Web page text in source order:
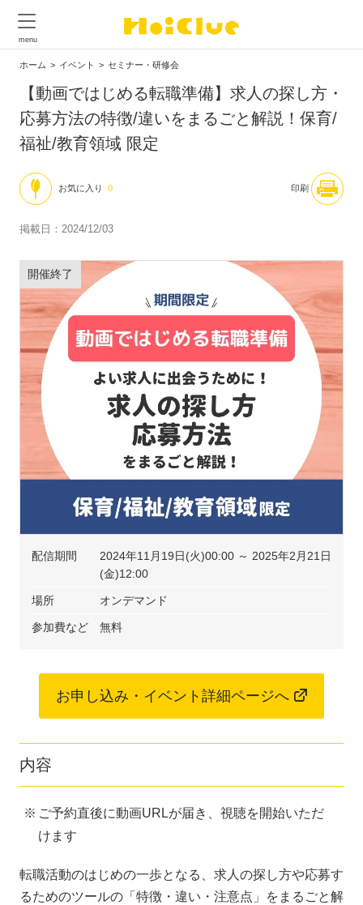
ホーム イベント セミナー・研修会
【動画ではじめる転職準備】求人の探し方・
応募方法の特徴/違いをまるごと解説！保育/
福祉/教育領域 限定
お気に入り 0 印刷
掲載日：2024/12/03
開催終了
配信期間
2024年11月19日(火)00:00 ～ 2025年2月21日
(金)12:00
場所 オンデマンド
参加費など 無料
お申し込み・イベント詳細ページへ
内容
ご予約直後に動画URLが届き、視聴を開始いただ
けます
転職活動のはじめの一歩となる、求人の探し方や応募す
るためのツールの「特徴・違い・注意点」をまるごと解